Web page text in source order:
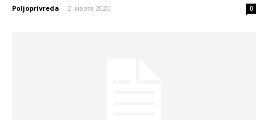
Poljoprivreda - 2. марта 2020. 0